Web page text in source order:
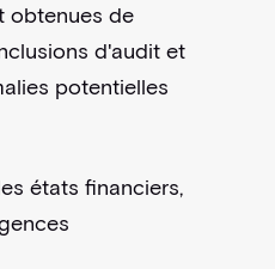
obtenues de
d'audit et
potentielles
états financiers,